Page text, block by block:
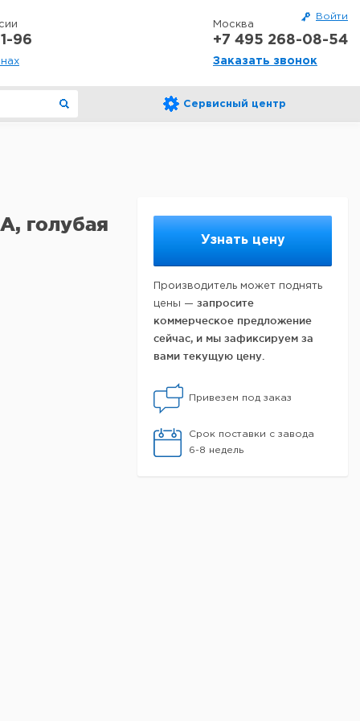
Войти
96
Москва
+7 495 268-08-54
Заказать звонок
Сервисный центр
Узнать цену
Производитель может поднять
цены — запросите
коммерческое предложение
сейчас, и мы зафиксируем за
вами текущую цену.
Привезем под заказ
Срок поставки с завода
6-8 недель
голубая